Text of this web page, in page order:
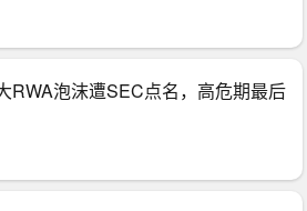
RWA泡沫遭SEC点名，高危期最后